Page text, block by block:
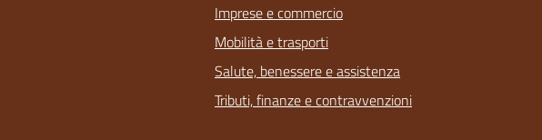
Imprese e commercio
Mobilità e trasporti
Salute, benessere e assistenza
Tributi, finanze e contravvenzioni